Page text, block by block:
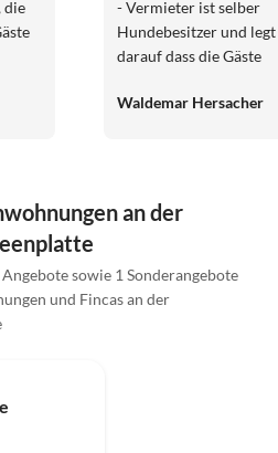
die
- Vermieter ist selber
Hundebesitzer und
darauf dass die Gäste
hatten kein Problem
ein Problem mit der
Temperatureinstellung
Waldemar Hersacher
an der
sowie 1 Sonderangebote
und Fincas an der